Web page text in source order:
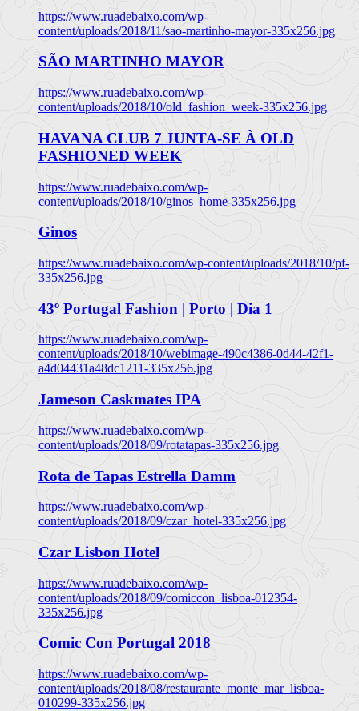
https://www.ruadebaixo.com/wp-
content/uploads/2018/11/sao-martinho-mayor-335x256.jpg
SÃO MARTINHO MAYOR
https://www.ruadebaixo.com/wp-
content/uploads/2018/10/old_fashion_week-335x256.jpg
HAVANA CLUB 7 JUNTA-SE À OLD
FASHIONED WEEK
https://www.ruadebaixo.com/wp-
content/uploads/2018/10/ginos_home-335x256.jpg
Ginos
https://www.ruadebaixo.com/wp-content/uploads/2018/10/pf-
335x256.jpg
43º Portugal Fashion | Porto | Dia 1
https://www.ruadebaixo.com/wp-
content/uploads/2018/10/webimage-490c4386-0d44-42f1-
a4d04431a48dc1211-335x256.jpg
Jameson Caskmates IPA
https://www.ruadebaixo.com/wp-
content/uploads/2018/09/rotatapas-335x256.jpg
Rota de Tapas Estrella Damm
https://www.ruadebaixo.com/wp-
content/uploads/2018/09/czar_hotel-335x256.jpg
Czar Lisbon Hotel
https://www.ruadebaixo.com/wp-
content/uploads/2018/09/comiccon_lisboa-012354-
335x256.jpg
Comic Con Portugal 2018
https://www.ruadebaixo.com/wp-
content/uploads/2018/08/restaurante_monte_mar_lisboa-
010299-335x256.jpg